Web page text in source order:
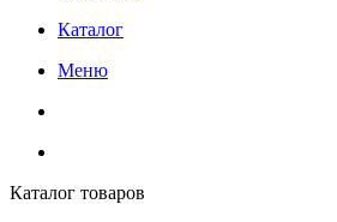
Каталог
Меню
Каталог товаров